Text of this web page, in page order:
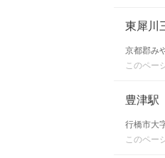
東犀川
京都郡み
このペー
豊津駅
行橋市大
このペー